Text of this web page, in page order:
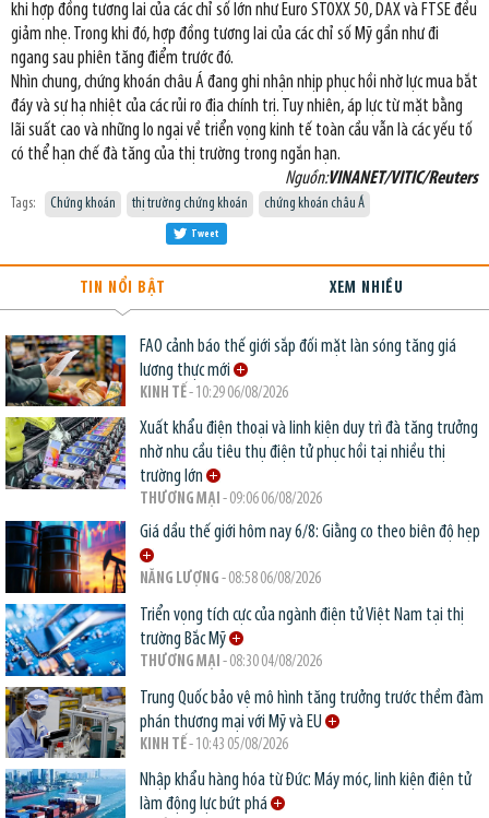
khi hợp đồng tương lai của các chỉ số lớn như Euro STOXX 50, DAX và FTSE đều
giảm nhẹ. Trong khi đó, hợp đồng tương lai của các chỉ số Mỹ gần như đi
ngang sau phiên tăng điểm trước đó.
Nhìn chung, chứng khoán châu Á đang ghi nhận nhịp phục hồi nhờ lực mua bắt
đáy và sự hạ nhiệt của các rủi ro địa chính trị. Tuy nhiên, áp lực từ mặt bằng
lãi suất cao và những lo ngại về triển vọng kinh tế toàn cầu vẫn là các yếu tố
có thể hạn chế đà tăng của thị trường trong ngắn hạn.
Nguồn:VINANET/VITIC/Reuters
Tags: Chứng khoán thị trường chứng khoán chứng khoán châu Á
Tweet
TIN NỔI BẬT XEM NHIỀU
FAO cảnh báo thế giới sắp đối mặt làn sóng tăng giá
lương thực mới
KINH TẾ- 10:29 06/08/2026
Xuất khẩu điện thoại và linh kiện duy trì đà tăng trưởng
nhờ nhu cầu tiêu thụ điện tử phục hồi tại nhiều thị
trường lớn
THƯƠNG MẠI - 09:06 06/08/2026
Giá dầu thế giới hôm nay 6/8: Giằng co theo biên độ hẹp
NĂNG LƯỢNG - 08:58 06/08/2026
Triển vọng tích cực của ngành điện tử Việt Nam tại thị
trường Bắc Mỹ
THƯƠNG MẠI - 08:30 04/08/2026
Trung Quốc bảo vệ mô hình tăng trưởng trước thềm đàm
phán thương mại với Mỹ và EU
KINH TẾ- 10:43 05/08/2026
Nhập khẩu hàng hóa từ Đức: Máy móc, linh kiện điện tử
làm động lực bứt phá